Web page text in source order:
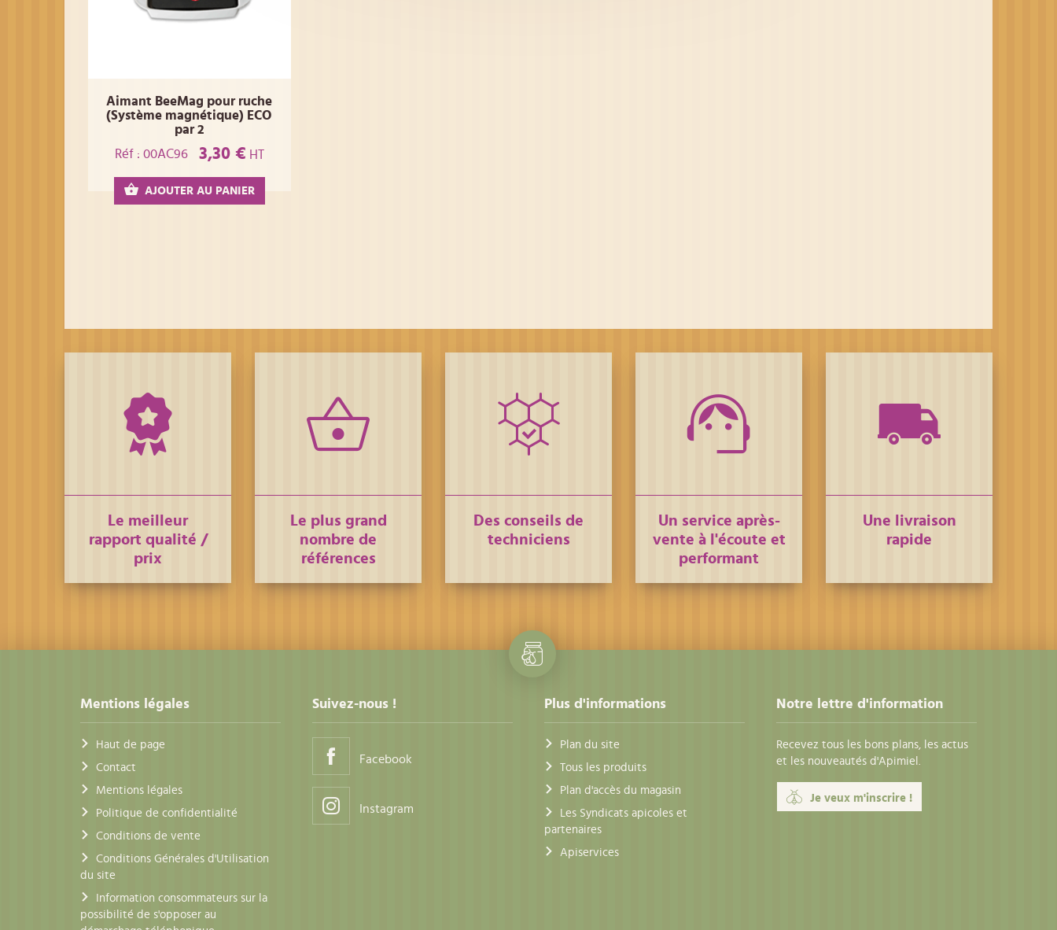
Aimant BeeMag pour ruche
(Système magnétique) ECO
par 2
Réf : 00AC96
3,30 € HT
AJOUTER AU PANIER
Le meilleur
rapport qualité /
prix
Le plus grand
nombre de
références
Des conseils de
techniciens
Un service après-
vente à l'écoute et
performant
Une livraison
rapide
Mentions légales
Haut de page
Contact
Mentions légales
Politique de confidentialité
Conditions de vente
Conditions Générales d'Utilisation
du site
Information consommateurs sur la
possibilité de s'opposer au
Suivez-nous !
Facebook
Instagram
Plus d'informations
Plan du site
Tous les produits
Plan d'accès du magasin
Les Syndicats apicoles et
partenaires
Apiservices
Notre lettre d'information
Recevez tous les bons plans, les actus
et les nouveautés d'Apimiel.
Je veux m'inscrire !